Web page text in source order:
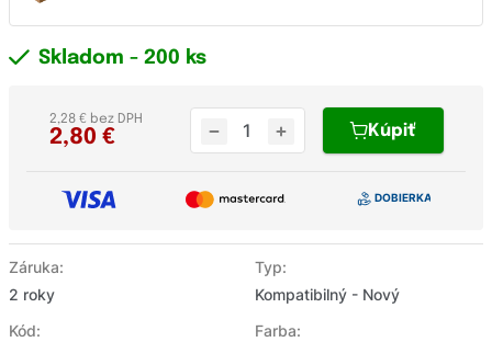
Záruka:
2 roky
Typ:
Kompatibilný - Nový
Kód:
Farba:
Skladom - 200 ks
2,80 €
2,28 € bez DPH
Kúpiť